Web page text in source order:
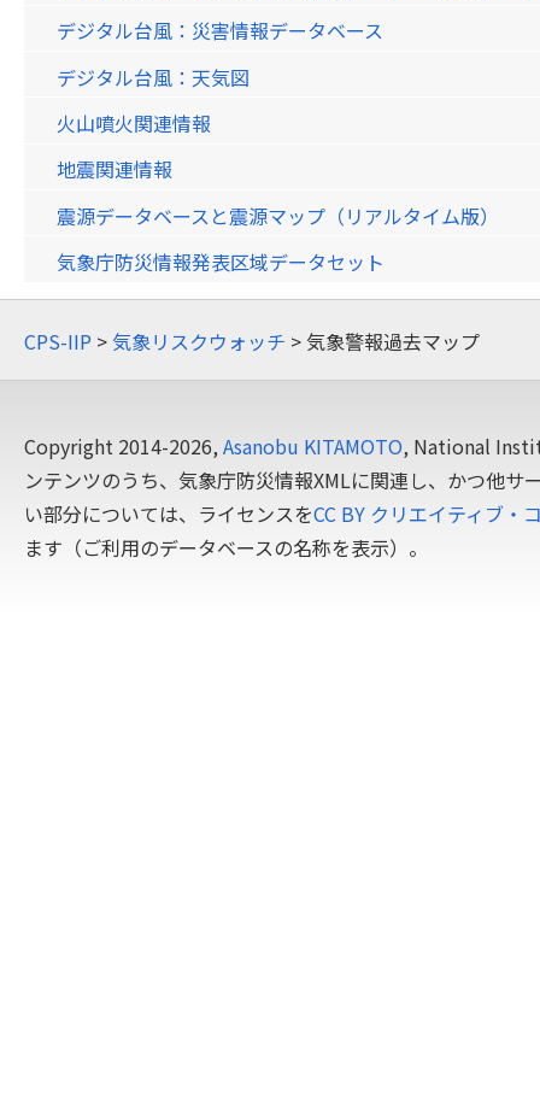
デジタル台風：災害情報データベース
デジタル台風：天気図
火山噴火関連情報
地震関連情報
震源データベースと震源マップ（リアルタイム版）
気象庁防災情報発表区域データセット
CPS-IIP >気象リスクウォッチ > 気象警報過去マップ
Copyright 2014-2026, Asanobu KITAMOTO, National
ンテンツのうち、気象庁防災情報XMLに関連し、かつ他サ
い部分については、ライセンスをCC BY クリエイティブ・
ます（ご利用のデータベースの名称を表示）。